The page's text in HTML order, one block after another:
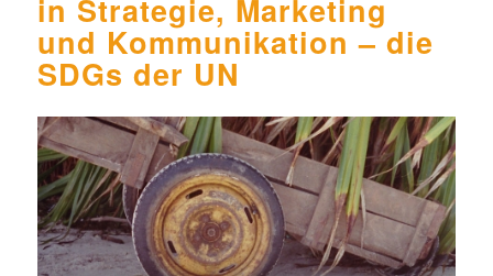
in Strategie, Marketing
und Kommunikation – die
SDGs der UN